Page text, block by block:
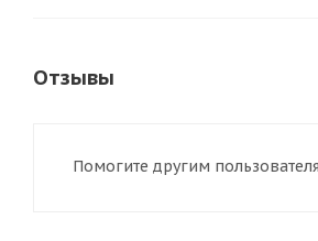
Отзывы
Помогите другим